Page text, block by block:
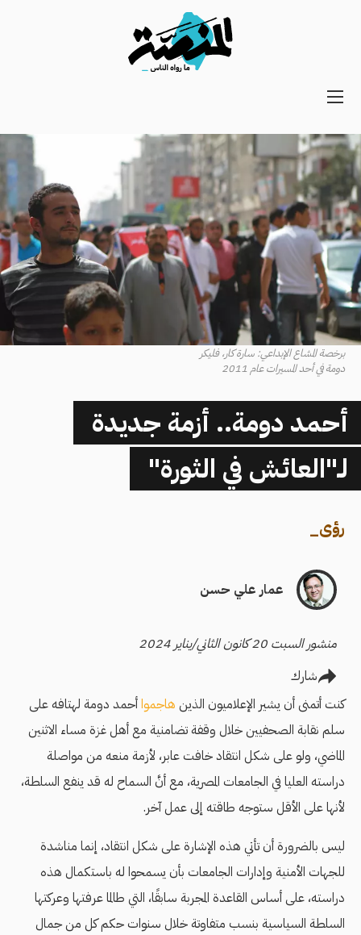
Main
Secondary
Navigation
برخصة المشاع الإبداعي: سارة كار، فليكر
دومة في أحد المسيرات عام 2011
أحمد دومة.. أزمة جديدة
لـ"العائش في الثورة"
رؤى_
عمار علي حسن
منشور السبت 20 كانون الثاني/يناير 2024
شارك
كنت أتمنى أن يشير الإعلاميون الذين هاجمواأحمد دومة لهتافه على
سلم نقابة الصحفيين خلال وقفة تضامنية مع أهل غزة مساء الاثنين
الماضي، ولو على شكل انتقاد خافت عابر، لأزمة منعه من مواصلة
دراسته العليا في الجامعات المصرية، مع أنَّ السماح له قد ينفع السلطة،
لأنها على الأقل ستوجه طاقته إلى عمل آخر.
ليس بالضرورة أن تأتي هذه الإشارة على شكل انتقاد، إنما مناشدة
للجهات الأمنية وإدارات الجامعات بأن يسمحوا له باستكمال هذه
دراسته، على أساس القاعدة المجربة سابقًا، التي طالما عرفتها وعركتها
السلطة السياسية بنسب متفاوتة خلال سنوات حكم كل من جمال